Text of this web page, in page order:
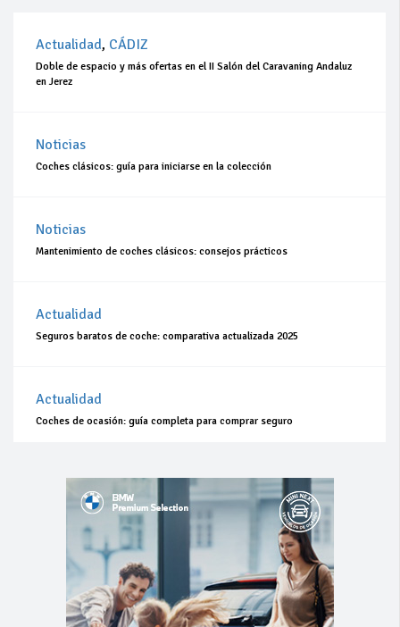
Actualidad, CÁDIZ
Doble de espacio y más ofertas en el II Salón del Caravaning Andaluz
en Jerez
Noticias
Coches clásicos: guía para iniciarse en la colección
Noticias
Mantenimiento de coches clásicos: consejos prácticos
Actualidad
Seguros baratos de coche: comparativa actualizada 2025
Actualidad
Coches de ocasión: guía completa para comprar seguro